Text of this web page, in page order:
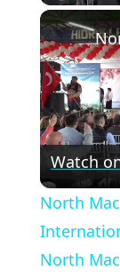
Play
Watch
North
North